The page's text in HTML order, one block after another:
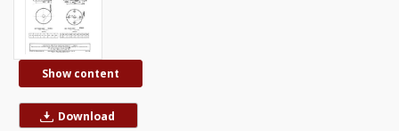
Show content
Download